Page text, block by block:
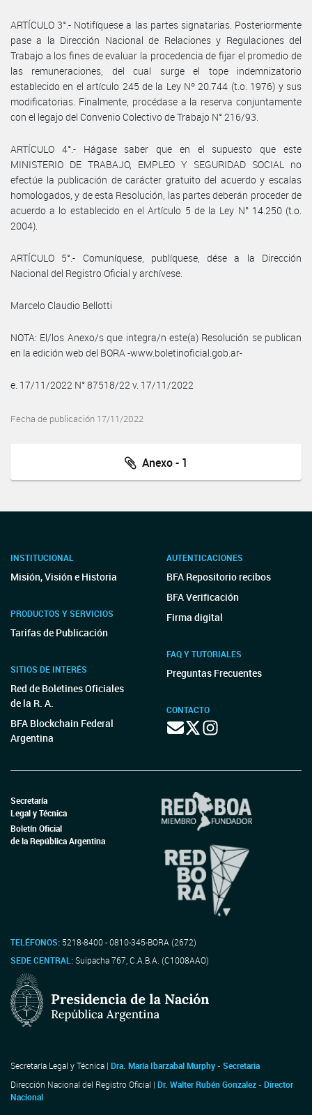
ARTÍCULO 3°.- Notifíquese a las partes signatarias. Posteriormente
pase a la Dirección Nacional de Relaciones y Regulaciones del
Trabajo a los fines de evaluar la procedencia de fijar el promedio de
las remuneraciones, del cual surge el tope indemnizatorio
establecido en el artículo 245 de la Ley Nº 20.744 (t.o. 1976) y sus
modificatorias. Finalmente, procédase a la reserva conjuntamente
con el legajo del Convenio Colectivo de Trabajo N° 216/93.
ARTÍCULO 4°.- Hágase saber que en el supuesto que este
MINISTERIO DE TRABAJO, EMPLEO Y SEGURIDAD SOCIAL no
efectúe la publicación de carácter gratuito del acuerdo y escalas
homologados, y de esta Resolución, las partes deberán proceder de
acuerdo a lo establecido en el Artículo 5 de la Ley N° 14.250 (t.o.
2004).
ARTÍCULO 5°.- Comuníquese, publíquese, dése a la Dirección
Nacional del Registro Oficial y archívese.
Marcelo Claudio Bellotti
NOTA: El/los Anexo/s que integra/n este(a) Resolución se publican
en la edición web del BORA -www.boletinoficial.gob.ar-
e. 17/11/2022 N° 87518/22 v. 17/11/2022
Fecha de publicación 17/11/2022
Anexo - 1
INSTITUCIONAL
Misión, Visión e Historia
PRODUCTOS Y SERVICIOS
Tarifas de Publicación
SITIOS DE INTERÉS
Red de Boletines Oficiales
de la R. A.
BFA Blockchain Federal
Argentina
AUTENTICACIONES
BFA Repositorio recibos
BFA Verificación
Firma digital
FAQ Y TUTORIALES
Preguntas Frecuentes
CONTACTO
Secretaría
Legal y Técnica
Boletín Oficial
de la República Argentina
TELÉFONOS: 5218-8400 - 0810-345-BORA (2672)
SEDE CENTRAL:Suipacha 767, C.A.B.A. (C1008AAO)
Secretaría Legal y Técnica | Dra. María Ibarzabal Murphy - Secretaria
Dirección Nacional del Registro Oficial | Dr. Walter Rubén Gonzalez - Director
Nacional